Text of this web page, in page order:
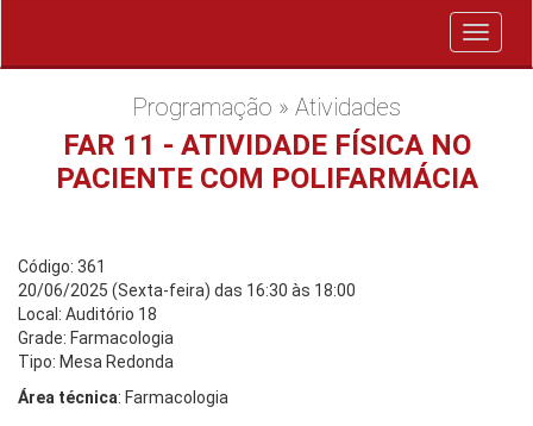
Exibir
menu
Programação » Atividades
FAR 11 - ATIVIDADE FÍSICA NO
PACIENTE COM POLIFARMÁCIA
Código: 361
20/06/2025 (Sexta-feira) das 16:30 às 18:00
Local: Auditório 18
Grade: Farmacologia
Tipo: Mesa Redonda
Área técnica: Farmacologia